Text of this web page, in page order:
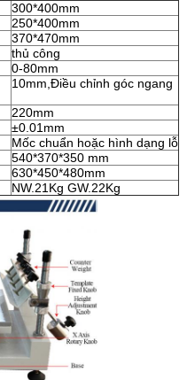
300*400mm
250*400mm
370*470mm
thủ công
0-80mm
10mm,Điều chỉnh góc ngang
220mm
±0.01mm
Mốc chuẩn hoặc hình dạng lỗ
540*370*350 mm
630*450*480mm
NW.21Kg GW.22Kg